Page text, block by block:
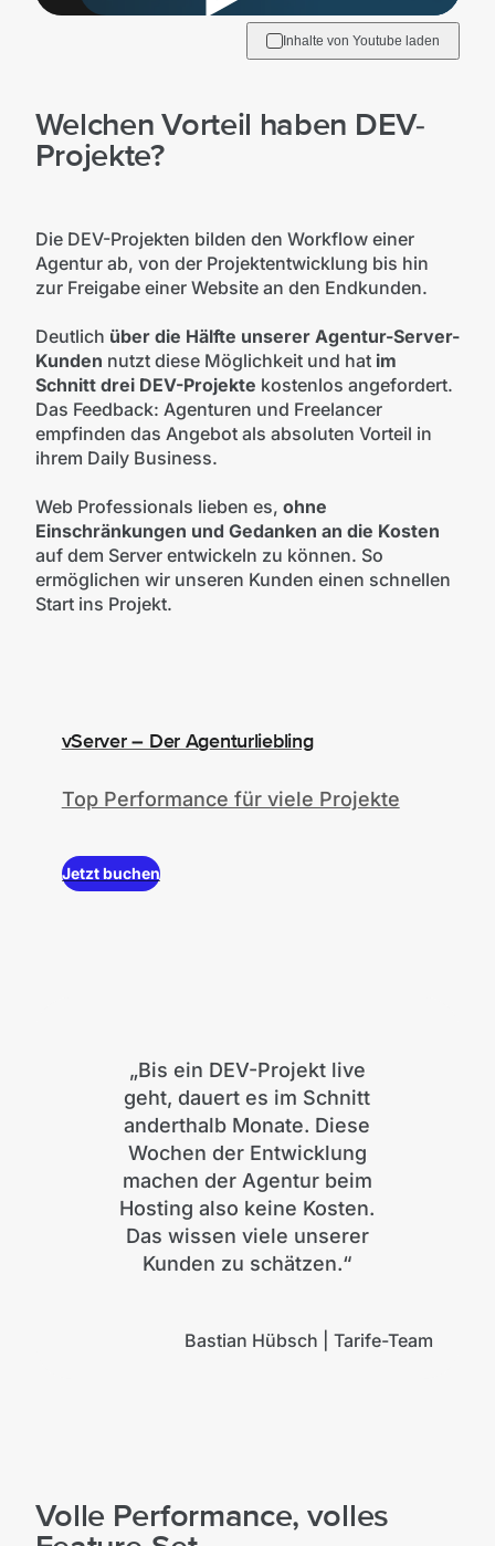
Inhalte von Youtube laden
Welchen Vorteil haben DEV-
Projekte?
Die DEV-Projekten bilden den Workflow einer
Agentur ab, von der Projektentwicklung bis hin
zur Freigabe einer Website an den Endkunden.
Deutlich über die Hälfte unserer Agentur-Server-
Kunden nutzt diese Möglichkeit und hat im
Schnitt drei DEV-Projekte kostenlos angefordert.
Das Feedback: Agenturen und Freelancer
empfinden das Angebot als absoluten Vorteil in
ihrem Daily Business.
Web Professionals lieben es, ohne
Einschränkungen und Gedanken an die Kosten
auf dem Server entwickeln zu können. So
ermöglichen wir unseren Kunden einen schnellen
Start ins Projekt.
vServer – Der Agenturliebling
Top Performance für viele Projekte
Jetzt buchen
„Bis ein DEV-Projekt live
geht, dauert es im Schnitt
anderthalb Monate. Diese
Wochen der Entwicklung
machen der Agentur beim
Hosting also keine Kosten.
Das wissen viele unserer
Kunden zu schätzen.“
Bastian Hübsch | Tarife-Team
Volle Performance, volles